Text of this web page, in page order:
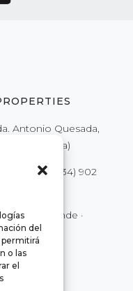
del
o las
el
Antonio Quesada,
- España)
686 | Fax
(34) 902
meddelande ·